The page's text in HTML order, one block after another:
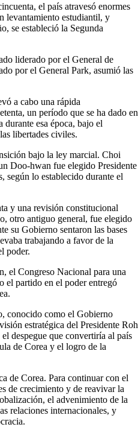
el país atravesó enormes
levantamiento estudiantil, y
se estableció la Segunda
liderado por el General de
por el General Park, asumió las
a cabo una rápida
un período que se ha dado en
esa época, bajo el
libertades civiles.
bajo la ley marcial. Choi
Doo-hwan fue elegido Presidente
según lo establecido durante el
y una revisión constitucional
otro antiguo general, fue elegido
su Gobierno sentaron las bases
trabajando a favor de la
poder.
el Congreso Nacional para una
el partido en el poder entregó
conocido como el Gobierno
estratégica del Presidente Roh
despegue que convertiría al país
de Corea y el logro de la
de Corea. Para continuar con el
de crecimiento y de reavivar la
el advenimiento de la
relaciones internacionales, y